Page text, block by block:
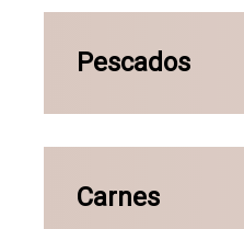
Pescados
Carnes